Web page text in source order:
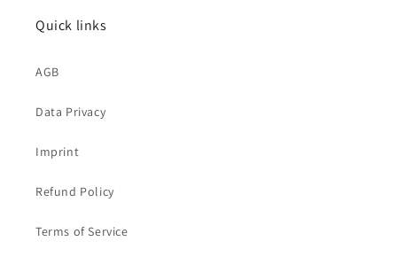
Quick links
AGB
Data Privacy
Imprint
Refund Policy
Terms of Service